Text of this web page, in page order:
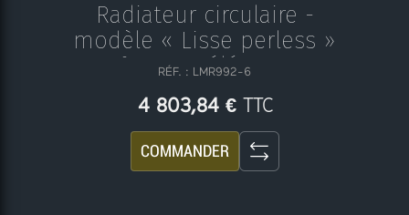
Radiateur circulaire -
modèle « Lisse perless »
N°26 - 24 éléments
RÉF. : LMR992-6
4 803,84 € TTC
COMMANDER